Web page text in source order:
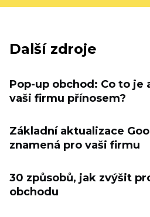
Další zdroje
Pop-up obchod: Co to je
vaši firmu přínosem?
Základní aktualizace
znamená pro vaši firmu
30 způsobů, jak zvýšit
obchodu